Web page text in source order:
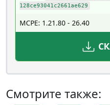
128ce93041c2661ae629
MCPE: 1.21.80 - 26.40
Смотрите также: